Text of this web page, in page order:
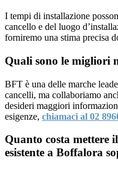
I tempi di installazione
cancello e del luogo
forniremo una stima precisa
Quali sono le migliori
BFT è una delle marche
cancelli, ma collaboriamo
desideri maggiori
esigenze, chiamaci al 02
Quanto costa mettere
esistente a Boffalora